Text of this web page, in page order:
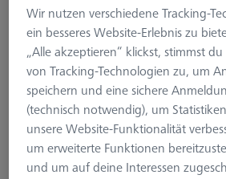
Übersicht
Wir nutzen verschiedene Tracking-
ein besseres Website-Erlebnis zu
„Alle akzeptieren“ klickst, stimmst
von Tracking-Technologien zu, um
speichern und eine sichere
(technisch notwendig), um
unsere Website-Funktionalität
um erweiterte Funktionen
und um auf deine Interessen